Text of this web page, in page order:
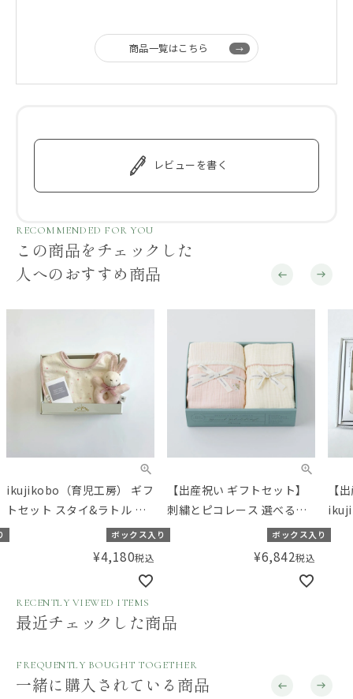
商品一覧はこちら
レビューを書く
RECOMMENDED FOR YOU
この商品をチェックした
人へのおすすめ商品
ikujikobo（育児工房） ギフ
トセット スタイ&ラトル 金
平糖 ピンク
ボックス入り
¥4,180税込
【出産祝い ギフトセット】
刺繍とピコレース 選べる人
気のおくるみセット 【ギフ
トボックス入り】／Aming
ボックス入り
¥6,842税込
【
ゼ
RECENTLY VIEWED ITEMS
最近チェックした商品
FREQUENTLY BOUGHT TOGETHER
一緒に購入されている商品